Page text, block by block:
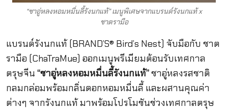
“ชาอู่หลงหอมหมื่นลี้รังนกแท้” เมนูพิเศษจากแบรนด์รังนกแท้ x
ชาตรามือ
แบรนด์รังนกแท้ (BRAND’S® Bird’s Nest) จับมือกับ ชาต
รามือ (ChaTraMue) ออกเมนูพรีเมียมต้อนรับเทศกาล
ตรุษจีน “ชาอู่หลงหอมหมื่นลี้รังนกแท้”ชาอู่หลงรสชาติ
กลมกล่อมพร้อมกลิ่นดอกหอมหมื่นลี้ และผสานคุณค่า
ต่างๆ จากรังนกแท้ มาพร้อมโปรโมชันช่วงเทศกาลตรุษ